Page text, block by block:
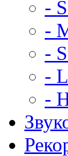
-
-
-
-
-